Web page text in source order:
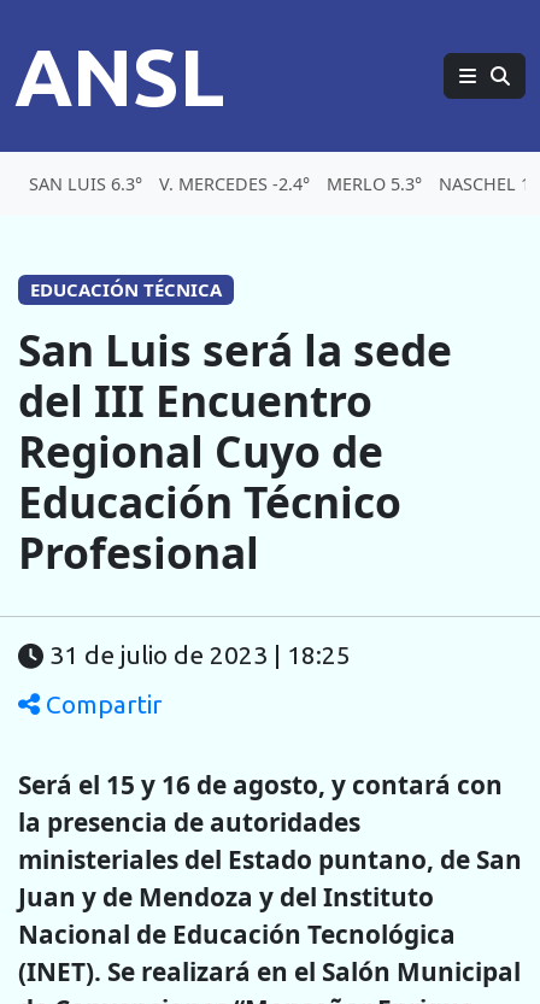
ANSL
SAN LUIS 6.3° V. MERCEDES -2.4° MERLO 5.3° NASCHEL
EDUCACIÓN TÉCNICA
San Luis será la sede
del III Encuentro
Regional Cuyo de
Educación Técnico
Profesional
31 de julio de 2023 | 18:25
Compartir
Será el 15 y 16 de agosto, y contará con
la presencia de autoridades
ministeriales del Estado puntano, de San
Juan y de Mendoza y del Instituto
Nacional de Educación Tecnológica
(INET). Se realizará en el Salón Municipal